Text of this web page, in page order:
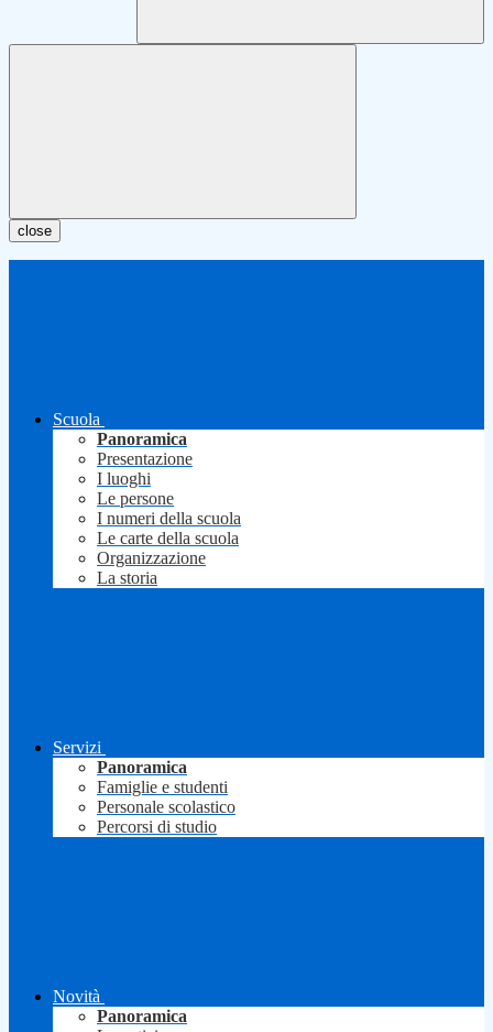
close
Scuola
Panoramica
Presentazione
I luoghi
Le persone
I numeri della scuola
Le carte della scuola
Organizzazione
La storia
Servizi
Panoramica
Famiglie e studenti
Personale scolastico
Percorsi di studio
Novità
Panoramica